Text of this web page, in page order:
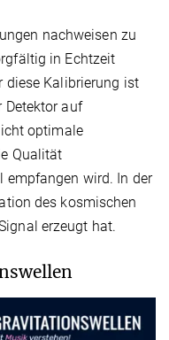
nachweisen zu
in Echtzeit
diese Kalibrierung ist
Detektor auf
optimale
Qualität
empfangen wird. In der
des kosmischen
erzeugt hat.